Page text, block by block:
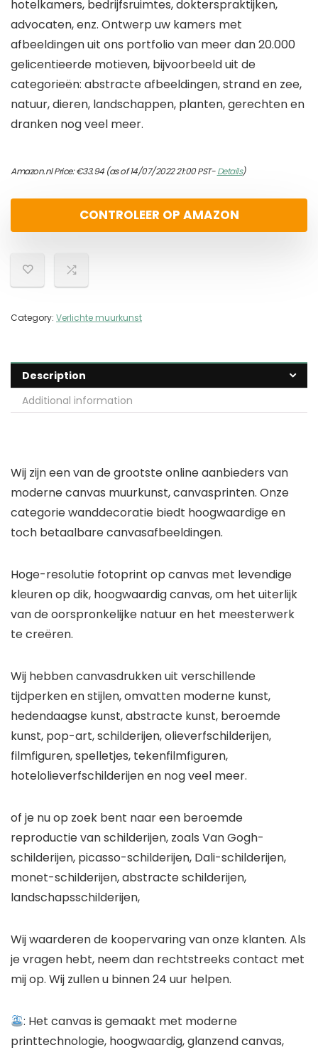
hotelkamers, bedrijfsruimtes, dokterspraktijken,
advocaten, enz. Ontwerp uw kamers met
afbeeldingen uit ons portfolio van meer dan 20.000
gelicentieerde motieven, bijvoorbeeld uit de
categorieën: abstracte afbeeldingen, strand en zee,
natuur, dieren, landschappen, planten, gerechten en
dranken nog veel meer.
Amazon.nl Price:€33.94(as of 14/07/2022 21:00 PST-Details)
CONTROLEER OP AMAZON
Category: Verlichte muurkunst
Description
Additional information
Wij zijn een van de grootste online aanbieders van
moderne canvas muurkunst, canvasprinten. Onze
categorie wanddecoratie biedt hoogwaardige en
toch betaalbare canvasafbeeldingen.
Hoge-resolutie fotoprint op canvas met levendige
kleuren op dik, hoogwaardig canvas, om het uiterlijk
van de oorspronkelijke natuur en het meesterwerk
te creëren.
Wij hebben canvasdrukken uit verschillende
tijdperken en stijlen, omvatten moderne kunst,
hedendaagse kunst, abstracte kunst, beroemde
kunst, pop-art, schilderijen, olieverfschilderijen,
filmfiguren, spelletjes, tekenfilmfiguren,
hotelolieverfschilderijen en nog veel meer.
of je nu op zoek bent naar een beroemde
reproductie van schilderijen, zoals Van Gogh-
schilderijen, picasso-schilderijen, Dali-schilderijen,
monet-schilderijen, abstracte schilderijen,
landschapsschilderijen,
Wij waarderen de koopervaring van onze klanten. Als
je vragen hebt, neem dan rechtstreeks contact met
mij op. Wij zullen u binnen 24 uur helpen.
: Het canvas is gemaakt met moderne
printtechnologie, hoogwaardig, glanzend canvas,